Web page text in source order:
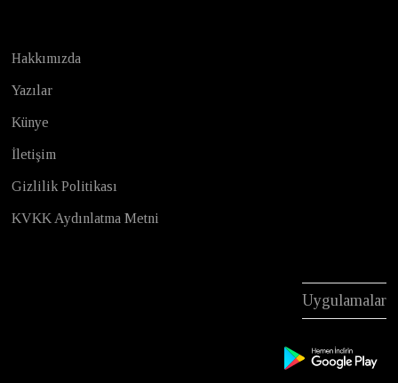
Hakkımızda
Yazılar
Künye
İletişim
Gizlilik Politikası
KVKK Aydınlatma Metni
Uygulamalar